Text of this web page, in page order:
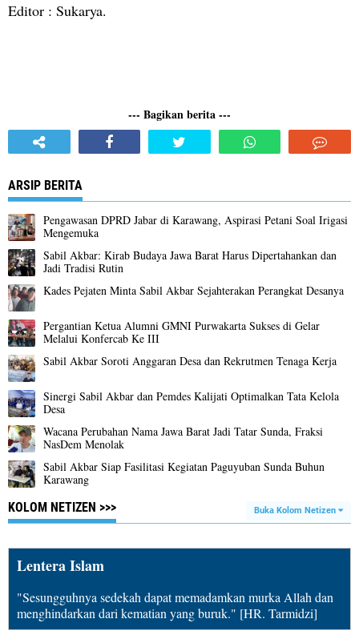
Editor : Sukarya.
--- Bagikan berita ---
ARSIP BERITA
Pengawasan DPRD Jabar di Karawang, Aspirasi Petani Soal Irigasi
Mengemuka
Sabil Akbar: Kirab Budaya Jawa Barat Harus Dipertahankan dan
Jadi Tradisi Rutin
Kades Pejaten Minta Sabil Akbar Sejahterakan Perangkat Desanya
Pergantian Ketua Alumni GMNI Purwakarta Sukses di Gelar
Melalui Konfercab Ke III
Sabil Akbar Soroti Anggaran Desa dan Rekrutmen Tenaga Kerja
Sinergi Sabil Akbar dan Pemdes Kalijati Optimalkan Tata Kelola
Desa
Wacana Perubahan Nama Jawa Barat Jadi Tatar Sunda, Fraksi
NasDem Menolak
Sabil Akbar Siap Fasilitasi Kegiatan Paguyuban Sunda Buhun
Karawang
KOLOM NETIZEN >>>
Buka Kolom Netizen
Lentera Islam
"Sesungguhnya sedekah dapat memadamkan murka Allah dan
menghindarkan dari kematian yang buruk." [HR. Tarmidzi]